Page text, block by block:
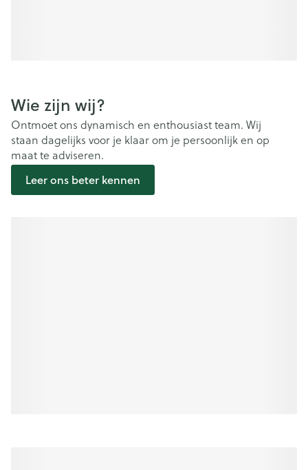
Wie zijn wij?
Ontmoet ons dynamisch en enthousiast team. Wij
staan dagelijks voor je klaar om je persoonlijk en op
maat te adviseren.
Leer ons beter kennen